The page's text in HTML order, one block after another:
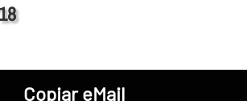
Copiar eMail